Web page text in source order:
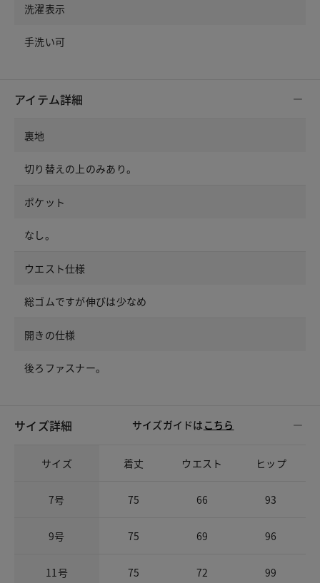
洗濯表示
手洗い可
アイテム詳細
裏地
切り替えの上のみあり。
ポケット
なし。
ウエスト仕様
総ゴムですが伸びは少なめ
開きの仕様
後ろファスナー。
サイズ詳細 サイズガイドは こちら
サイズ 着丈 ウエスト ヒップ
7号 75 66 93
9号 75 69 96
11号 75 72 99